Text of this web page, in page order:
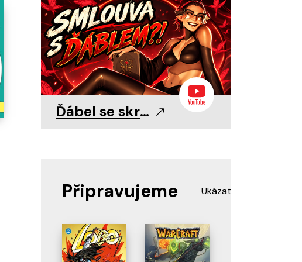
11. 8. 2026 0 11. 8. 2026 0
Ďábel se skrývá v detailu!
Připravujeme Ukázat více